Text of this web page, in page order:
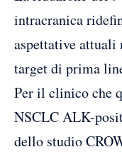
intracranica
aspettative
target di prima
Per il clinico che
NSCLC ALK-
dello studio